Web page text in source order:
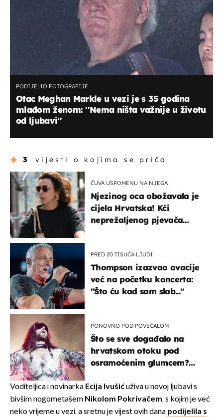
PODIJELIO FOTOGRAFIJE
Otac Meghan Markle u vezi je s 35 godina
mlađom ženom: ''Nema ništa važnije u životu
od ljubavi''
3 vijesti o kojima se priča
ČUVA USPOMENU NA NJEGA
Njezinog oca obožavala je
cijela Hrvatska! Kći
neprežaljenog pjevača
PRED 20 TISUĆA LJUDI
Thompson izazvao ovacije
već na početku koncerta:
"Što ću kad sam slab..."
PONOVNO POD POVEĆALOM
Što se sve događalo na
hrvatskom otoku pod
osramoćenim glumcem?
izazivaju nevjericu
Voditeljica i novinarka Ecija Ivušićuživa u novoj ljubavi s
bivšim nogometašem Nikolom Pokrivačem, s kojim je već
neko vrijeme u vezi, a sretnu je vijest ovih dana podijelila s